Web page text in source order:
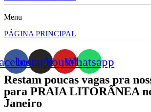
Menu
PÁGINA PRINCIPAL
InstagramYoutubeWhatsapp
Restam poucas vagas pra
para PRAIA LITORÂNEA
Janeiro